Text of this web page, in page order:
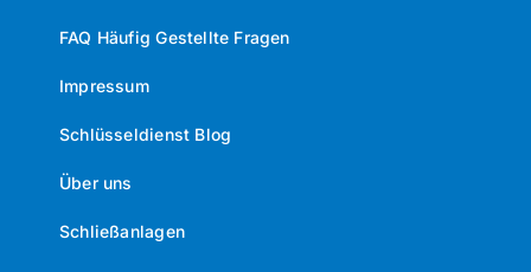
FAQ Häufig Gestellte Fragen
Impressum
Schlüsseldienst Blog
Über uns
Schließanlagen